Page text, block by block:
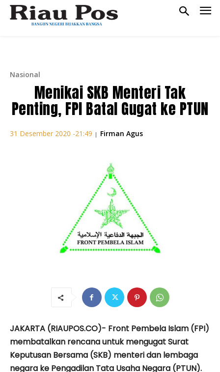
Nasional
Menikai SKB Menteri Tak
Penting, FPI Batal Gugat ke PTUN
31 Desember 2020 -21:49 | Firman Agus
JAKARTA (RIAUPOS.CO)- Front Pembela Islam (FPI)
membatalkan rencana untuk mengugat Surat
Keputusan Bersama (SKB) menteri dan lembaga
negara ke Pengadilan Tata Usaha Negara (PTUN).